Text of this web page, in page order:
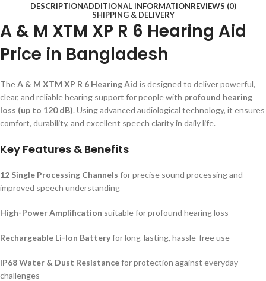
DESCRIPTIONADDITIONAL INFORMATIONREVIEWS (0)
SHIPPING & DELIVERY
A & M XTM XP R 6 Hearing Aid
Price in Bangladesh
TheA & M XTM XP R 6 Hearing Aid is designed to deliver powerful,
clear, and reliable hearing support for people with profound hearing
loss (up to 120 dB). Using advanced audiological technology, it ensures
comfort, durability, and excellent speech clarity in daily life.
Key Features & Benefits
12 Single Processing Channels for precise sound processing and
improved speech understanding
High-Power Amplification suitable for profound hearing loss
Rechargeable Li-Ion Batteryfor long-lasting, hassle-free use
IP68 Water & Dust Resistancefor protection against everyday
challenges